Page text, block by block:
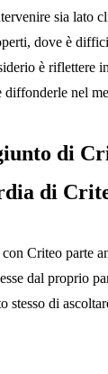
sia lato
dove è
è riflettere
nel
di
di
Criteo parte
dal proprio
stesso di